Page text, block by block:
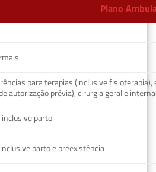
Plano
para terapias (inclusive fisioterapia),
autorização prévia), cirurgia geral e
parto
parto e preexistência